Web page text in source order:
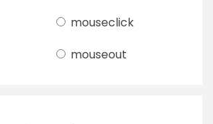
mouseclick
mouseout